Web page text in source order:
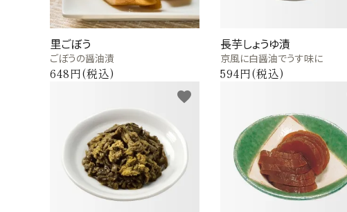
FAXでのご注文
0120-075-492
FAX専用注文用紙はこちら（PDF）
person 新規会員登録
里ごぼう
ごぼうの醤油漬
648円(税込)
長芋しょうゆ漬
京風に白醤油でうす味に
594円(税込)
favorite